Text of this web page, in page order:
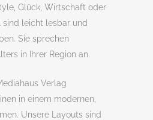
Glück, Wirtschaft oder
sind leicht lesbar und
Sie sprechen
in Ihrer Region an.
Verlag
in einem modernen,
Unsere Layouts sind